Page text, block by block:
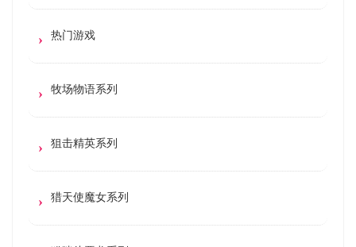
热门游戏
牧场物语系列
狙击精英系列
猎天使魔女系列